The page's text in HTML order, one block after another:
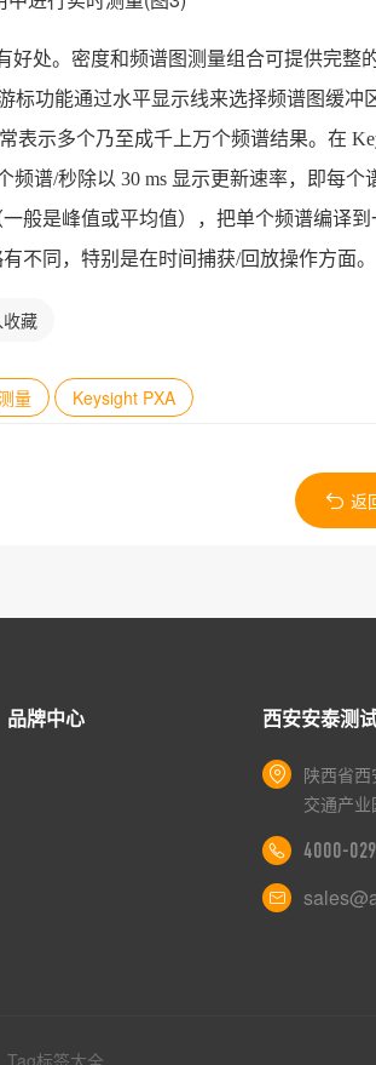
处。密度和频谱图测量组合可提供完整的
标功能通过水平显示线来选择频谱图缓冲
表示多个乃至成千上万个频谱结果。在
谱/秒除以 30 ms 显示更新速率，即每个
般是峰值或平均值），把单个频谱编译到
不同，特别是在时间捕获/回放操作方面。
藏
量 ​Keysight PXA
返
品牌中心 西安安泰测
陕西省
交通产
4000-
Tag标签大全